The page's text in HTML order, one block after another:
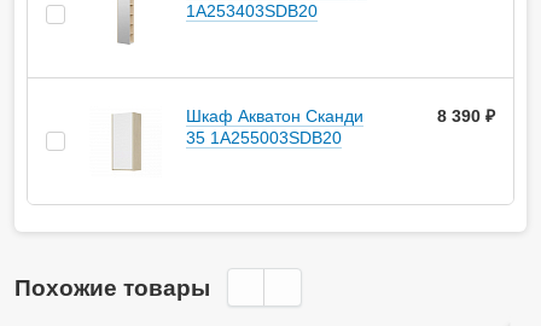
1A253403SDB20
Шкаф Акватон Сканди
35 1A255003SDB20
8 390 ₽
Похожие товары